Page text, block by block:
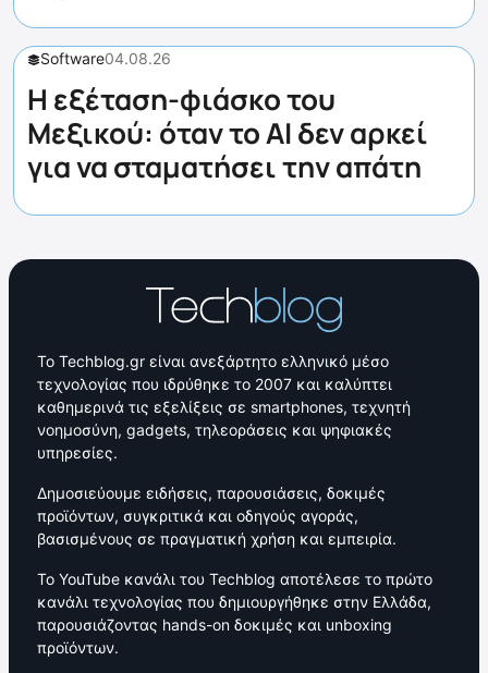
Software04.08.26
Η εξέταση-φιάσκο του
Μεξικού: όταν το AI δεν αρκεί
για να σταματήσει την απάτη
Το Techblog.gr είναι ανεξάρτητο ελληνικό μέσο
τεχνολογίας που ιδρύθηκε το 2007 και καλύπτει
καθημερινά τις εξελίξεις σε smartphones, τεχνητή
νοημοσύνη, gadgets, τηλεοράσεις και ψηφιακές
υπηρεσίες.
Δημοσιεύουμε ειδήσεις, παρουσιάσεις, δοκιμές
προϊόντων, συγκριτικά και οδηγούς αγοράς,
βασισμένους σε πραγματική χρήση και εμπειρία.
Το YouTube κανάλι του Techblog αποτέλεσε το πρώτο
κανάλι τεχνολογίας που δημιουργήθηκε στην Ελλάδα,
παρουσιάζοντας hands-on δοκιμές και unboxing
προϊόντων.